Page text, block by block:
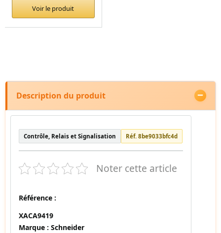
Voir le produit
Description du produit
Contrôle, Relais et Signalisation Réf. 8be9033bfc4d
Noter cette article
Référence :
XACA9419
Marque : Schneider